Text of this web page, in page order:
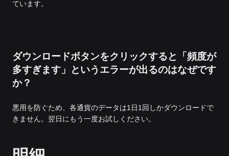
ています。
ダウンロードボタンをクリックすると「頻度が
多すぎます」というエラーが出るのはなぜです
か？
悪用を防ぐため、各通貨のデータは1日1回しかダウンロードで
きません。翌日にもう一度お試しください。